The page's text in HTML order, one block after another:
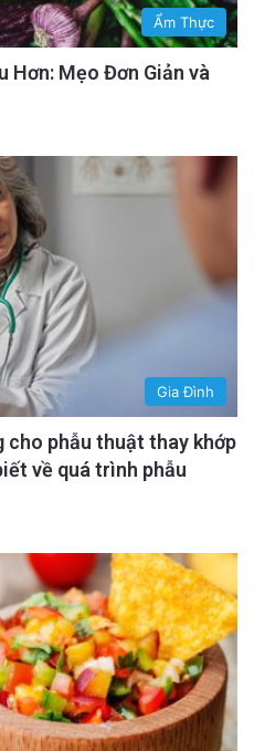
Ẩm Thực
Hơn: Mẹo Đơn Giản và
Gia Đình
cho phẫu thuật thay khớp
về quá trình phẫu